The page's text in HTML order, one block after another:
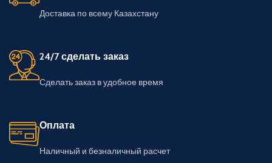
Доставка по всему Казахстану
24/7 сделать заказ
Сделать заказ в удобное время
Оплата
Наличный и безналичный расчет